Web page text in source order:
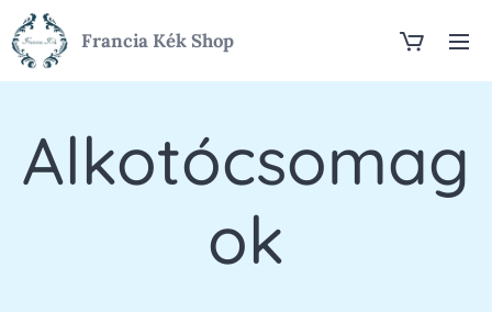
Francia Kék Shop
Alkotócsomag
ok